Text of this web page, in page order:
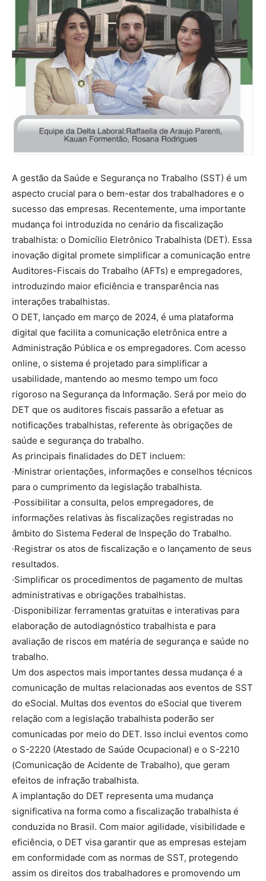
A gestão da Saúde e Segurança no Trabalho (SST) é um
aspecto crucial para o bem-estar dos trabalhadores e o
sucesso das empresas. Recentemente, uma importante
mudança foi introduzida no cenário da fiscalização
trabalhista: o Domicílio Eletrônico Trabalhista (DET). Essa
inovação digital promete simplificar a comunicação entre
Auditores-Fiscais do Trabalho (AFTs) e empregadores,
introduzindo maior eficiência e transparência nas
interações trabalhistas.
O DET, lançado em março de 2024, é uma plataforma
digital que facilita a comunicação eletrônica entre a
Administração Pública e os empregadores. Com acesso
online, o sistema é projetado para simplificar a
usabilidade, mantendo ao mesmo tempo um foco
rigoroso na Segurança da Informação. Será por meio do
DET que os auditores fiscais passarão a efetuar as
notificações trabalhistas, referente às obrigações de
saúde e segurança do trabalho.
As principais finalidades do DET incluem:
·Ministrar orientações, informações e conselhos técnicos
para o cumprimento da legislação trabalhista.
·Possibilitar a consulta, pelos empregadores, de
informações relativas às fiscalizações registradas no
âmbito do Sistema Federal de Inspeção do Trabalho.
·Registrar os atos de fiscalização e o lançamento de seus
resultados.
·Simplificar os procedimentos de pagamento de multas
administrativas e obrigações trabalhistas.
·Disponibilizar ferramentas gratuitas e interativas para
elaboração de autodiagnóstico trabalhista e para
avaliação de riscos em matéria de segurança e saúde no
trabalho.
Um dos aspectos mais importantes dessa mudança é a
comunicação de multas relacionadas aos eventos de SST
do eSocial. Multas dos eventos do eSocial que tiverem
relação com a legislação trabalhista poderão ser
comunicadas por meio do DET. Isso inclui eventos como
o S-2220 (Atestado de Saúde Ocupacional) e o S-2210
(Comunicação de Acidente de Trabalho), que geram
efeitos de infração trabalhista.
A implantação do DET representa uma mudança
significativa na forma como a fiscalização trabalhista é
conduzida no Brasil. Com maior agilidade, visibilidade e
eficiência, o DET visa garantir que as empresas estejam
em conformidade com as normas de SST, protegendo
assim os direitos dos trabalhadores e promovendo um